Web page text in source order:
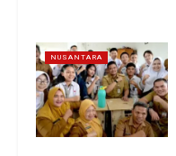
NUSANTARA